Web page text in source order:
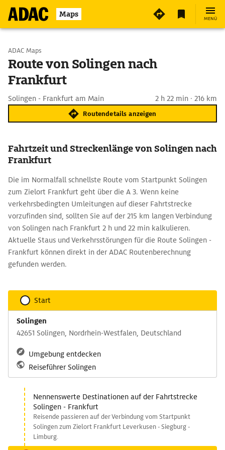
Maps MENÜ
Start wählen
Ziel eingeben
ADAC Maps
Route von Solingen nach
Frankfurt
Solingen - Frankfurt am Main 2 h 22 min · 216 km
Routendetails anzeigen
Fahrtzeit und Streckenlänge von Solingen nach
Frankfurt
Die im Normalfall schnellste Route vom Startpunkt Solingen
zum Zielort Frankfurt geht über die A 3. Wenn keine
verkehrsbedingten Umleitungen auf dieser Fahrtstrecke
vorzufinden sind, sollten Sie auf der 215 km langen Verbindung
von Solingen nach Frankfurt 2 h und 22 min kalkulieren.
Aktuelle Staus und Verkehrsstörungen für die Route Solingen -
Frankfurt können direkt in der ADAC Routenberechnung
gefunden werden.
Start
Solingen
42651 Solingen, Nordrhein-Westfalen, Deutschland
Umgebung entdecken
Reiseführer Solingen
Nennenswerte Destinationen auf der Fahrtstrecke
Solingen - Frankfurt
Reisende passieren auf der Verbindung vom Startpunkt
Solingen zum Zielort Frankfurt Leverkusen - Siegburg -
Limburg.